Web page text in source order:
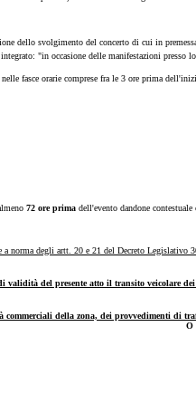
dello svolgimento del concerto di cui in
"in occasione delle manifestazioni
fasce orarie comprese fra le 3 ore prima
72 ore prima dell'evento dandone
a norma degli artt. 20 e 21 del Decreto
validità del presente atto il transito veicolare
commerciali della zona, dei provvedimenti di
O